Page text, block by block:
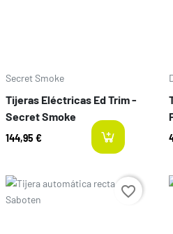
Secret Smoke
Tijeras Eléctricas Ed Trim -
Secret Smoke
144,95 €
Prix favorite_border